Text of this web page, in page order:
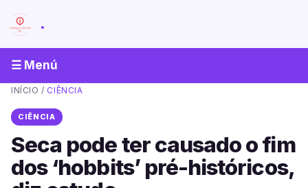
.
☰ Menú
INÍCIO / CIÊNCIA
CIÊNCIA
Seca pode ter causado o fim
dos ‘hobbits’ pré-históricos,